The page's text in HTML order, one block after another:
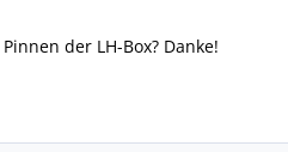
der LH-Box? Danke!